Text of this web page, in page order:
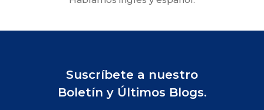
Suscríbete a nuestro
Boletín y Últimos Blogs.